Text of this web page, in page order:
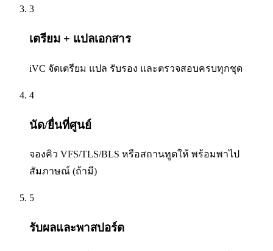
3
เตรียม + แปลเอกสาร
iVC จัดเตรียม แปล รับรอง และตรวจสอบครบทุกชุด
4
นัด/ยื่นที่ศูนย์
จองคิว VFS/TLS/BLS หรือสถานทูตให้ พร้อมพาไป
สัมภาษณ์ (ถ้ามี)
5
รับผลและพาสปอร์ต